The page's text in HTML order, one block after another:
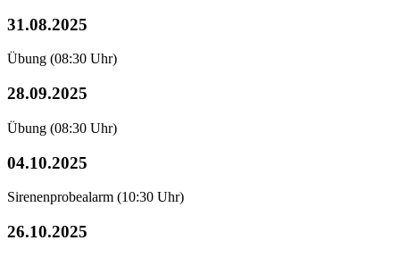
31.08.2025
Übung (08:30 Uhr)
28.09.2025
Übung (08:30 Uhr)
04.10.2025
Sirenenprobealarm (10:30 Uhr)
26.10.2025